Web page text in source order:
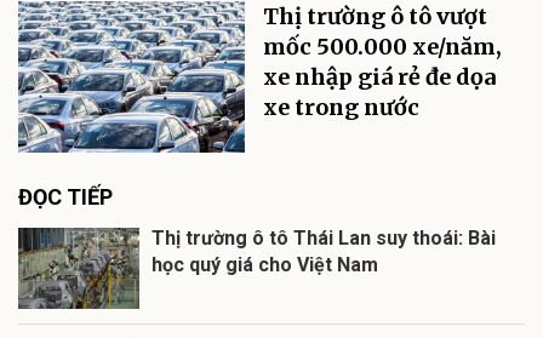
Thị trường ô tô vượt
mốc 500.000 xe/năm,
xe nhập giá rẻ đe dọa
xe trong nước
ĐỌC TIẾP
Thị trường ô tô Thái Lan suy thoái: Bài
học quý giá cho Việt Nam